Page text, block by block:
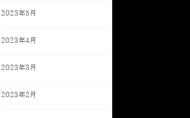
2023年5月
2023年4月
2023年3月
2023年2月